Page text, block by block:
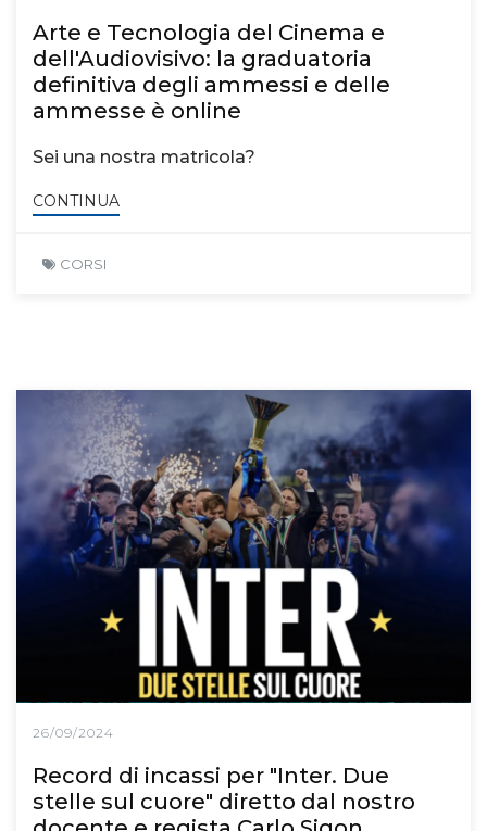
Arte e Tecnologia del Cinema e
dell'Audiovisivo: la graduatoria
definitiva degli ammessi e delle
ammesse è online
Sei una nostra matricola?
CONTINUA
CORSI
26/09/2024
Record di incassi per "Inter. Due
stelle sul cuore" diretto dal nostro